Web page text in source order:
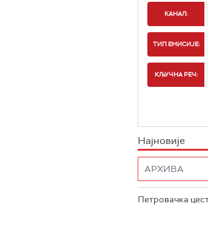
КАНАЛ:
ТИП ЕМИСИЈЕ:
КЉУЧНА РЕЧ:
Најновије
Петровачка